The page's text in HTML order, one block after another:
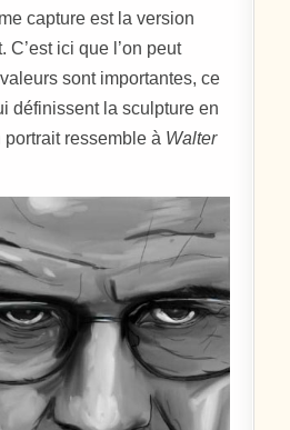
capture est la version
C’est ici que l’on peut
sont importantes, ce
définissent la sculpture en
ressemble à Walter